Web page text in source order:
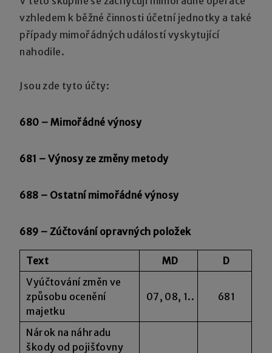
vzhledem k běžné činnosti účetní jednotky a také
případy mimořádných událostí vyskytující
nahodile.
Jsou zde tyto účty:
680 – Mimořádné výnosy
681 – Výnosy ze změny metody
688 – Ostatní mimořádné výnosy
689 – Zúčtování opravných položek
Text MD
D
Vyúčtování změn ve
způsobu ocenění
majetku
07, 08, 1.. 681
Nárok na náhradu
škody od pojišťovny